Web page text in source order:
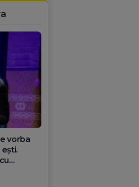
rupt de